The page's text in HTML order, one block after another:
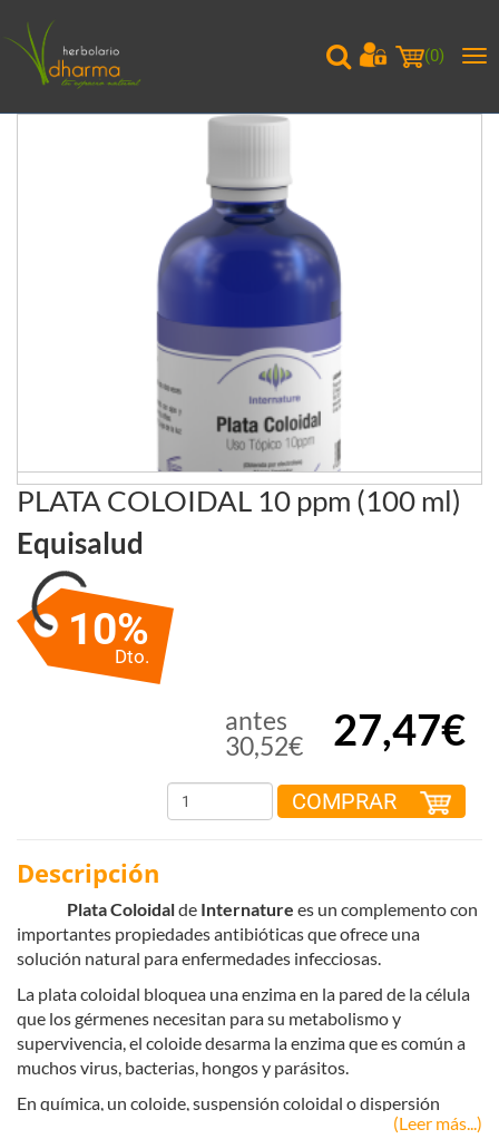
(0)
PLATA COLOIDAL 10 ppm (100 ml)
Equisalud
10%
Dto.
antes
30,52€
27,47€
COMPRAR
Descripción
Plata Coloidalde Internature es un complemento con
importantes propiedades antibióticas que ofrece una
solución natural para enfermedades infecciosas.
La plata coloidal bloquea una enzima en la pared de la célula
que los gérmenes necesitan para su metabolismo y
supervivencia, el coloide desarma la enzima que es común a
muchos virus, bacterias, hongos y parásitos.
En química, un coloide, suspensión coloidal o dispersión
coloidal es una sistema físico-químico formado por dos fases:
(Leer más...)